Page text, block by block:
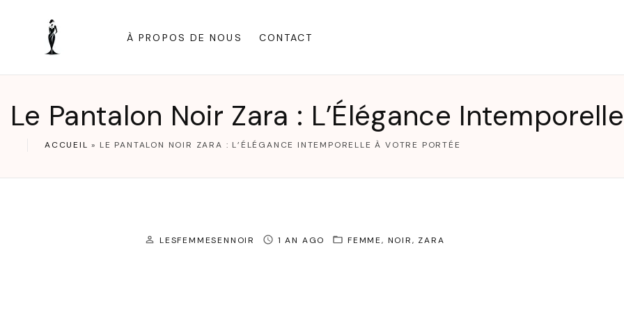
À PROPOS DE NOUS CONTACT
Le Pantalon Noir Zara : L’Élégance
ACCUEIL » LE PANTALON NOIR ZARA : L’ÉLÉGANCE INTEMPORELLE À VOTRE PORTÉE
LESFEMMESENNOIR 1 AN AGO FEMME NOIR ZARA